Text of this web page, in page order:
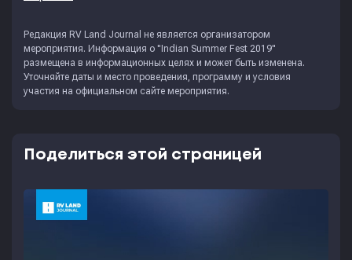
Редакция RV Land Journal не является организатором
мероприятия. Информация о "Indian Summer Fest 2019"
размещена в информационных целях и может быть изменена.
Уточняйте даты и место проведения, программу и условия
участия на официальном сайте мероприятия.
Поделиться этой страницей